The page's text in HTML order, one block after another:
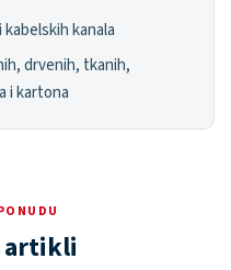
kanala
drvenih, tkanih,
i kartona
artikli